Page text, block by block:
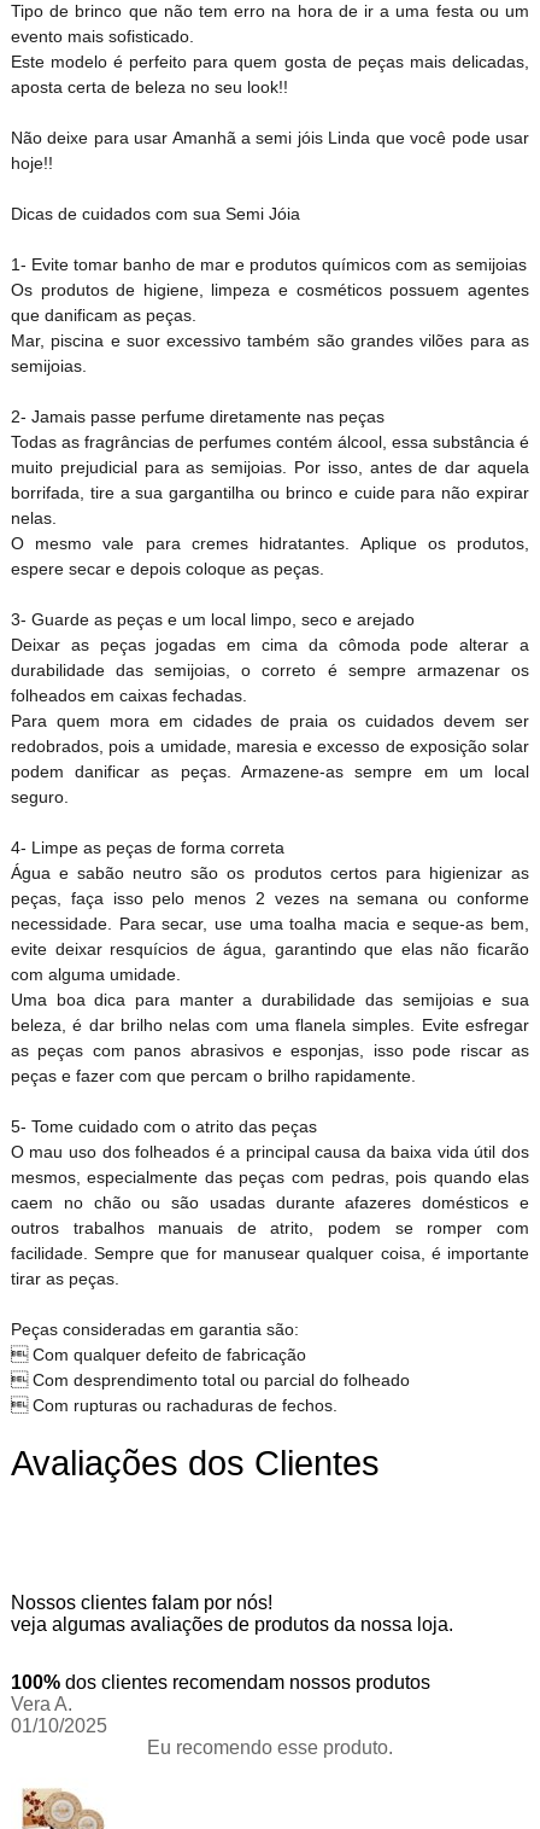
Tipo de brinco que não tem erro na hora de ir a uma festa ou um
evento mais sofisticado.
Este modelo é perfeito para quem gosta de peças mais delicadas,
aposta certa de beleza no seu look!!
Não deixe para usar Amanhã a semi jóis Linda que você pode usar
hoje!!
Dicas de cuidados com sua Semi Jóia
1- Evite tomar banho de mar e produtos químicos com as semijoias
Os produtos de higiene, limpeza e cosméticos possuem agentes
que danificam as peças.
Mar, piscina e suor excessivo também são grandes vilões para as
semijoias.
2- Jamais passe perfume diretamente nas peças
Todas as fragrâncias de perfumes contém álcool, essa substância é
muito prejudicial para as semijoias. Por isso, antes de dar aquela
borrifada, tire a sua gargantilha ou brinco e cuide para não expirar
nelas.
O mesmo vale para cremes hidratantes. Aplique os produtos,
espere secar e depois coloque as peças.
3- Guarde as peças e um local limpo, seco e arejado
Deixar as peças jogadas em cima da cômoda pode alterar a
durabilidade das semijoias, o correto é sempre armazenar os
folheados em caixas fechadas.
Para quem mora em cidades de praia os cuidados devem ser
redobrados, pois a umidade, maresia e excesso de exposição solar
podem danificar as peças. Armazene-as sempre em um local
seguro.
4- Limpe as peças de forma correta
Água e sabão neutro são os produtos certos para higienizar as
peças, faça isso pelo menos 2 vezes na semana ou conforme
necessidade. Para secar, use uma toalha macia e seque-as bem,
evite deixar resquícios de água, garantindo que elas não ficarão
com alguma umidade.
Uma boa dica para manter a durabilidade das semijoias e sua
beleza, é dar brilho nelas com uma flanela simples. Evite esfregar
as peças com panos abrasivos e esponjas, isso pode riscar as
peças e fazer com que percam o brilho rapidamente.
5- Tome cuidado com o atrito das peças
O mau uso dos folheados é a principal causa da baixa vida útil dos
mesmos, especialmente das peças com pedras, pois quando elas
caem no chão ou são usadas durante afazeres domésticos e
outros trabalhos manuais de atrito, podem se romper com
facilidade. Sempre que for manusear qualquer coisa, é importante
tirar as peças.
Peças consideradas em garantia são:
 Com qualquer defeito de fabricação
 Com desprendimento total ou parcial do folheado
 Com rupturas ou rachaduras de fechos.
Avaliações dos Clientes
Nossos clientes falam por nós!
veja algumas avaliações de produtos da nossa loja.
100% dos clientes recomendam nossos produtos
Vera A.
01/10/2025
Eu recomendo esse produto.